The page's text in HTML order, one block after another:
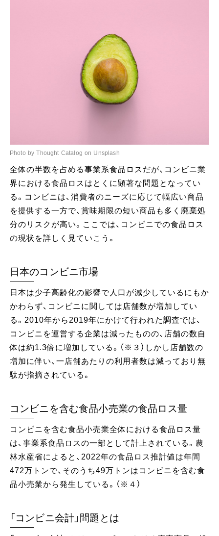
Photo by Thought Catalog on Unsplash
全体の半数を占める事業系食品ロスだが、コンビニ業
界における食品ロスはとくに顕著な問題となってい
る。コンビニは、消費者のニーズに応じて幅広い商品
を提供する一方で、賞味期限の短い商品も多く廃棄処
分のリスクが高い。ここでは、コンビニでの食品ロス
の現状を詳しく見ていこう。
日本のコンビニ市場
日本は少子高齢化の影響で人口が減少しているにもか
かわらず、コンビニに関しては店舗数が増加してい
る。2010年から2019年にかけて行われた調査では、
コンビニを運営する企業は減ったものの、店舗の数自
体は約1.3倍に増加している。（※３）しかし店舗数の
増加に伴い、一店舗あたりの利用者数は減っており無
駄が指摘されている。
コンビニを含む食品小売業の食品ロス量
コンビニを含む食品小売業全体における食品ロス量
は、事業系食品ロスの一部として計上されている。農
林水産省によると、2022年の食品ロス推計値は年間
472万トンで、そのうち49万トンはコンビニを含む食
品小売業から発生している。（※４）
「コンビニ会計」問題とは